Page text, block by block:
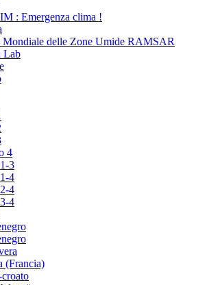
: Emergenza clima !
Mondiale delle Zone Umide RAMSAR
Lab
4
3
4
4
4
(Francia)
croato